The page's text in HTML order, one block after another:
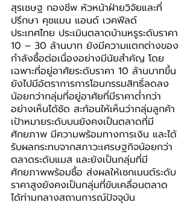
สุรเชษฐ กองชีพ หัวหน้าฝ่ายวิจัยและที่
ปรึกษา คุชแมน แอนด์ เวคฟีลด์
ประเทศไทย ประเมินตลาดบ้านหรูระดับราคา
10 – 30 ล้านบาท ยังมีความแตกต่างของ
กำลังซื้อต่อเนื่องอย่างมีนัยสำคัญ โดย
เฉพาะที่อยู่อาศัยระดับราคา 10 ล้านบาทขึ้น
ยังไปมีอัตราการการโอนกรรมสิทธิ์ลดลง
น้อยกว่ากลุ่มที่อยู่อาศัยที่มีราคาต่ำกว่า
อย่างเห็นได้ชัด สะท้อนให้เห็นว่ากลุ่มลูกค้า
เป้าหมายระดับบนยังคงเป็นตลาดที่มี
ศักยภาพ มีความพร้อมทางการเงิน และได้
รับผลกระทบจากสภาวะเศรษฐกิจน้อยกว่า
ตลาดระดับแมส และยังเป็นกลุ่มที่มี
ศักยภาพพร้อมซื้อ ส่งผลให้เซกเมนต์ระดับ
ราคาสูงยังคงเป็นกลุ่มที่ขับเคลื่อนตลาด
ได้ท่ามกลางสถานการณ์ปัจจุบัน